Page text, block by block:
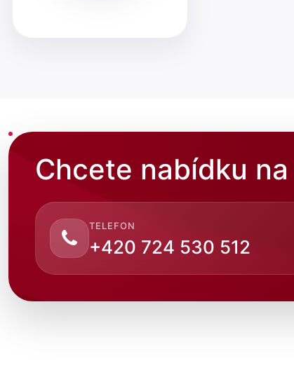
Chcete nabídku na
TELEFON
+420 724 530 512